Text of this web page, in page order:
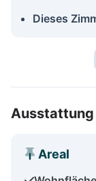
Dieses
Ausstattung
Areal